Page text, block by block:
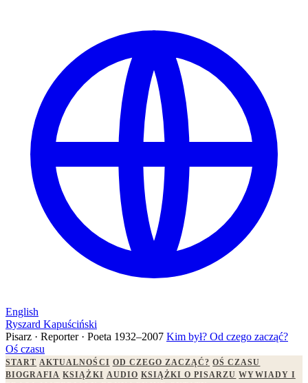
English
Ryszard Kapuściński
Pisarz · Reporter · Poeta 1932–2007 Kim był? Od czego zacząć?
Oś czasu
START AKTUALNOŚCI OD CZEGO ZACZĄĆ? OŚ CZASU
BIOGRAFIA KSIĄŻKI AUDIO KSIĄŻKI O PISARZU WYWIADY I